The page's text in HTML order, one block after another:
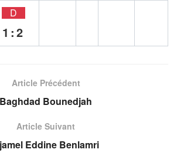
D
1:2
Article Précédent
Baghdad Bounedjah
Article Suivant
Eddine Benlamri